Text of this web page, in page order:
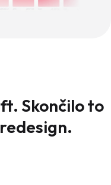
Skončilo to